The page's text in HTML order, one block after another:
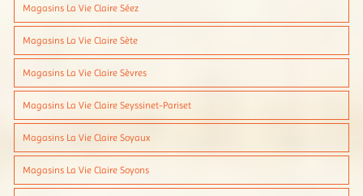
Magasins La Vie Claire Séez
Magasins La Vie Claire Sète
Magasins La Vie Claire Sèvres
Magasins La Vie Claire Seyssinet-Pariset
Magasins La Vie Claire Soyaux
Magasins La Vie Claire Soyons